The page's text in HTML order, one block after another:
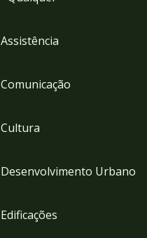
Assistência
Comunicação
Cultura
Desenvolvimento Urbano
Edificações